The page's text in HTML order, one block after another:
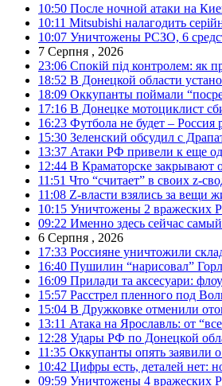
10:50 После ночной атаки на
10:11 Mitsubishi налагодить
10:07 Уничтожены РСЗО, 6
7 Серпня , 2026
23:06 Спокій під контролем: як
18:52 В Донецкой области
18:09 Оккупанты поймали
17:16 В Донецке мотоциклист
16:23 Футбола не будет – Россия
15:30 Зеленский обсудил с
13:37 Атаки РФ привели к еще
12:44 В Краматорске закрывают
11:51 Что “считает” в своих z-
11:08 Z-власти взялись за вещи
10:15 Уничтожены 2 вражеских
09:22 Именно здесь сейчас
6 Серпня , 2026
17:33 Россияне уничтожили
16:40 Пушилин “нарисовал”
16:09 Прилади та аксесуари:
15:57 Расстрел пленного под
15:04 В Дружковке отменили
13:11 Атака на Ярославль: от
12:28 Удары РФ по Донецкой
11:35 Оккупанты опять заявили
10:42 Цифры есть, деталей нет:
09:59 Уничтожены 4 вражеских